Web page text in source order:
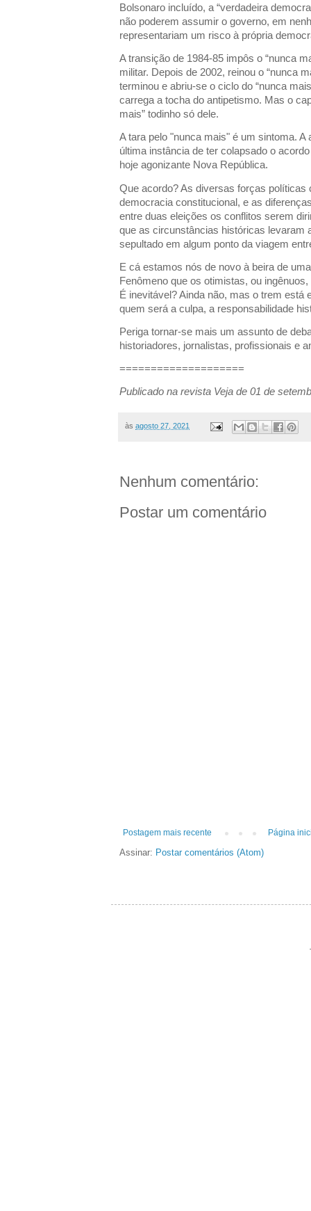
Bolsonaro incluído, a “verdadeira
não poderem assumir o governo, em
representariam um risco à própria
A transição de 1984-85 impôs o “nunca
militar. Depois de 2002, reinou o “nunca
terminou e abriu-se o ciclo do “nunca
carrega a tocha do antipetismo. Mas o
mais” todinho só dele.
A tara pelo "nunca mais" é um sintoma. A
última instância de ter colapsado o
hoje agonizante Nova República.
Que acordo? As diversas forças políticas
democracia constitucional, e as
entre duas eleições os conflitos serem
que as circunstâncias históricas levaram
sepultado em algum ponto da viagem
E cá estamos nós de novo à beira de
Fenômeno que os otimistas, ou
É inevitável? Ainda não, mas o trem está
quem será a culpa, a responsabilidade
Periga tornar-se mais um assunto de
historiadores, jornalistas, profissionais e
====================
Publicado na revista Veja de 01 de
às agosto 27, 2021
Nenhum comentário:
Postar um comentário
Postagem mais recente Página
Assinar: Postar comentários (Atom)